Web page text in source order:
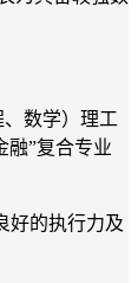
数学）理工
融”复合专业
好的执行力及